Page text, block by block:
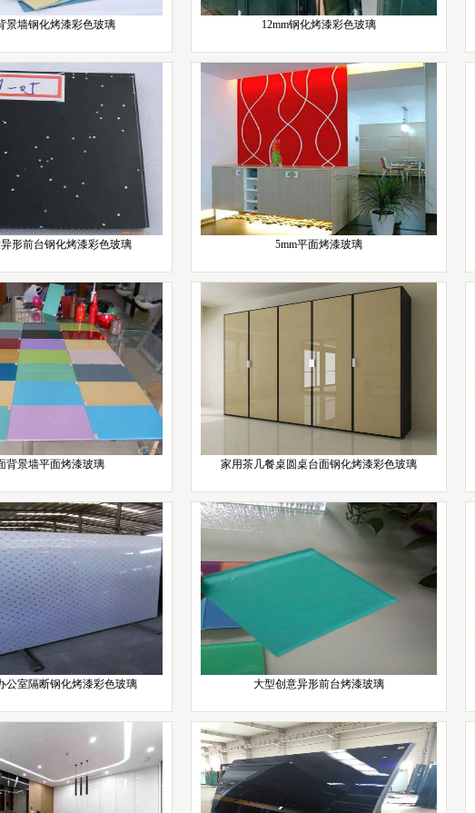
景墙钢化烤漆彩色玻璃 12mm钢化烤漆彩色玻璃
形前台钢化烤漆彩色玻璃 5mm平面烤漆玻璃
背景墙平面烤漆玻璃 家用茶几餐桌圆桌台面钢化烤漆彩色玻璃
公室隔断钢化烤漆彩色玻璃 大型创意异形前台烤漆玻璃